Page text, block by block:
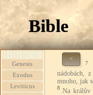
Bible
Genesis
Exodus
Leviticus
<
7
nádobách,
mnoho, jak
8 Na králův